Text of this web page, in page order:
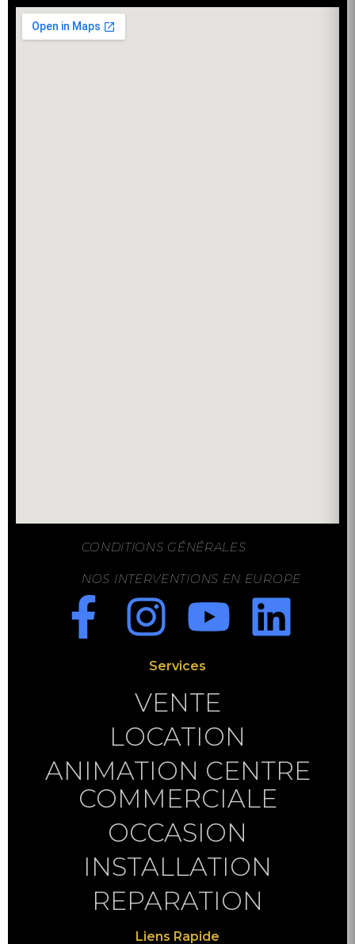
CONDITIONS GÉNÉRALES
NOS INTERVENTIONS EN EUROPE
Services
VENTE
LOCATION
ANIMATION CENTRE
COMMERCIALE
OCCASION
INSTALLATION
REPARATION
Liens Rapide